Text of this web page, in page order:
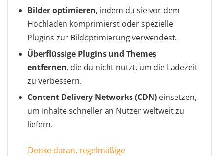
Bilder optimieren, indem du sie vor dem
Hochladen komprimierst oder spezielle
Plugins zur Bildoptimierung verwendest.
Überflüssige Plugins und Themes
entfernen, die du nicht nutzt, um die Ladezeit
zu verbessern.
Content Delivery Networks (CDN) einsetzen,
um Inhalte schneller an Nutzer weltweit zu
liefern.
Denke daran, regelmäßige